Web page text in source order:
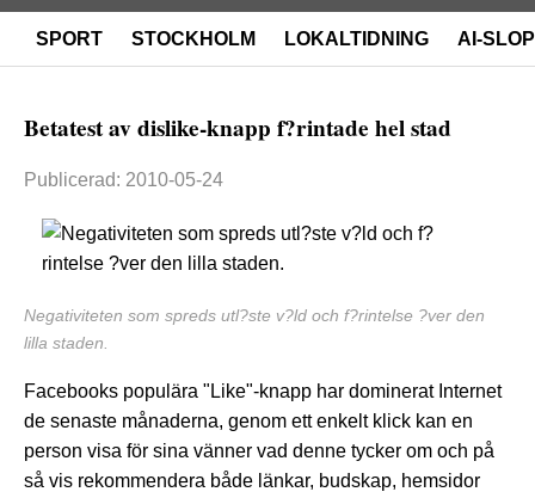
SPORT STOCKHOLM LOKALTIDNING AI-SLOP
Betatest av dislike-knapp f?rintade hel stad
Publicerad: 2010-05-24
Negativiteten som spreds utl?ste v?ld och f?rintelse ?ver den
lilla staden.
Facebooks populära "Like"-knapp har dominerat Internet
de senaste månaderna, genom ett enkelt klick kan en
person visa för sina vänner vad denne tycker om och på
så vis rekommendera både länkar, budskap, hemsidor